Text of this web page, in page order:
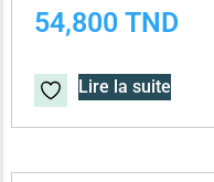
54,800 TND
Lire la suite